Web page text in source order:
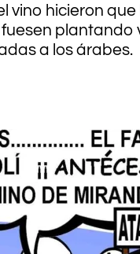
vino hicieron que
plantando
a los árabes.